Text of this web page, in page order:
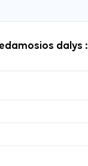
dalys :